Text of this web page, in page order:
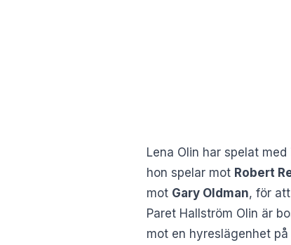
Lena Olin har spelat
hon spelar mot Robert
mot Gary Oldman, för
Paret Hallström Olin är
mot en hyreslägenhet